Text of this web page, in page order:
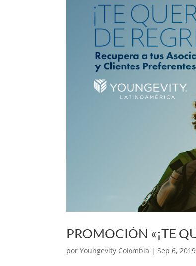
PROMOCIÓN «¡TE
porYoungevity Colombia | Sep 6, 2019